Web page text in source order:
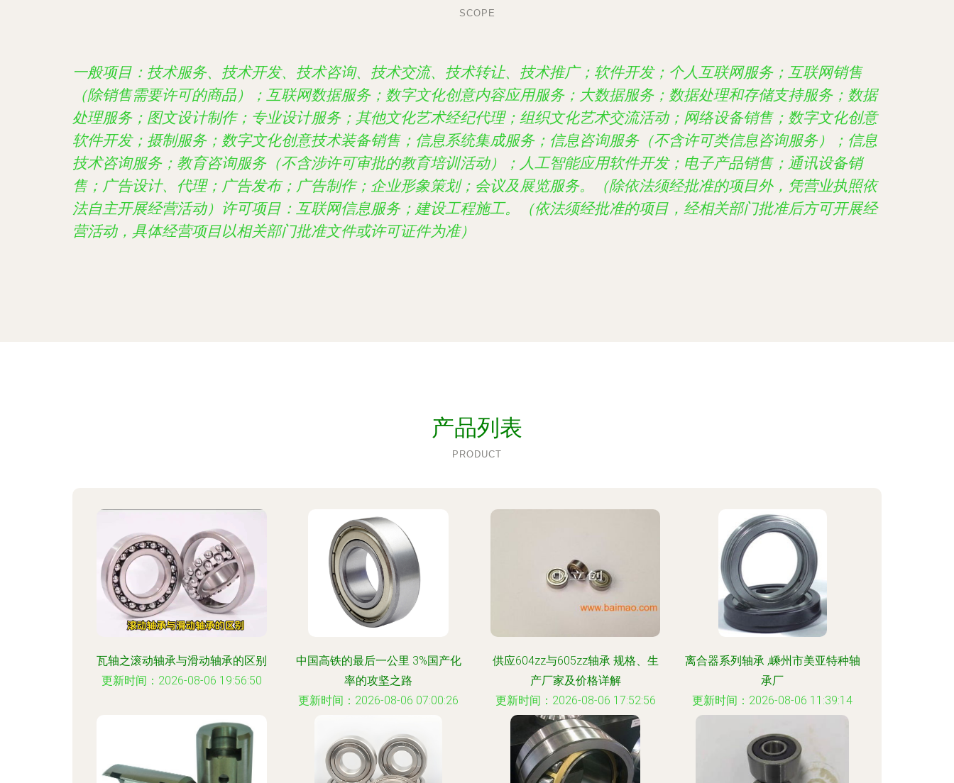
SCOPE
一般项目：技术服务、技术开发、技术咨询、技术交流、技术转让、技术推广；软件开发；个人互联网服务；互联网销售
（除销售需要许可的商品）；互联网数据服务；数字文化创意内容应用服务；大数据服务；数据处理和存储支持服务；数据
处理服务；图文设计制作；专业设计服务；其他文化艺术经纪代理；组织文化艺术交流活动；网络设备销售；数字文化创意
软件开发；摄制服务；数字文化创意技术装备销售；信息系统集成服务；信息咨询服务（不含许可类信息咨询服务）；信息
技术咨询服务；教育咨询服务（不含涉许可审批的教育培训活动）；人工智能应用软件开发；电子产品销售；通讯设备销
售；广告设计、代理；广告发布；广告制作；企业形象策划；会议及展览服务。（除依法须经批准的项目外，凭营业执照依
法自主开展经营活动）许可项目：互联网信息服务；建设工程施工。（依法须经批准的项目，经相关部门批准后方可开展经
营活动，具体经营项目以相关部门批准文件或许可证件为准）
产品列表
PRODUCT
瓦轴之滚动轴承与滑动轴承的区别
更新时间：2026-08-06 19:56:50
中国高铁的最后一公里 3%国产化
率的攻坚之路
更新时间：2026-08-06 07:00:26
供应604zz与605zz轴承 规格、生
产厂家及价格详解
更新时间：2026-08-06 17:52:56
离合器系列轴承 ,嵊州市美亚特种轴
承厂
更新时间：2026-08-06 11:39:14